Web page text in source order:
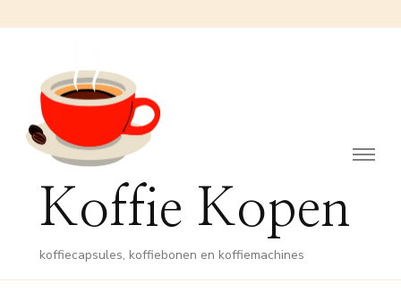
Koffie Kopen
koffiecapsules, koffiebonen en koffiemachines